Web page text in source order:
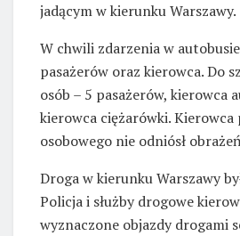
jadącym w kierunku Warszawy.
W chwili zdarzenia w
pasażerów oraz kierowca. Do
osób – 5 pasażerów, kierowca
kierowca ciężarówki. Kierowca
osobowego nie odniósł
Droga w kierunku Warszawy
Policja i służby drogowe
wyznaczone objazdy drogami